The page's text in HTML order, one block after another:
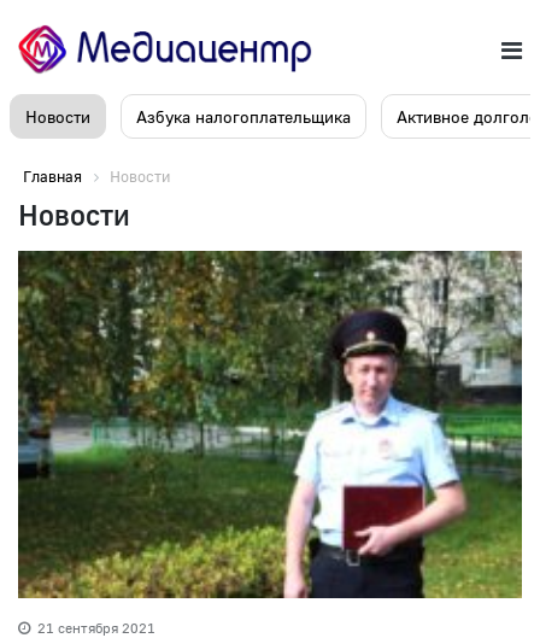
Новости Азбука налогоплательщика Активное
Главная Новости
Новости
21 сентября 2021